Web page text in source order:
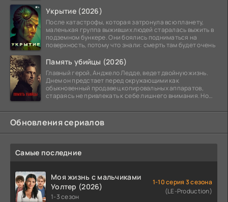
Укрытие (2026)
После катастрофы, которая затронула всю планету,
маленькая группа выживших людей старалась выжить в
подземном бункере. Они боялись подниматься на
поверхность, потому что знали: смерть там будет очень
Память убийцы (2026)
Главный герой, Анджело Ледде, ведет двойную жизнь.
Днем он предстает перед окружающими как
обыкновенный продавец копировальных аппаратов,
стараясь не привлекать к себе лишнего внимания. Но
Обновления сериалов
Самые последние
Моя жизнь с мальчиками
Уолтер (2026)
1-3 сезон
1-10 серия 3 сезона
(LE-Production)